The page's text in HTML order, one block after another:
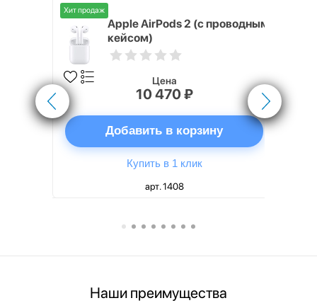
Хит продаж
Apple AirPods 2 (с проводным
кейсом)
Цена
10 470 ₽
Добавить в корзину
Купить в 1 клик
арт. 1408
Наши преимущества